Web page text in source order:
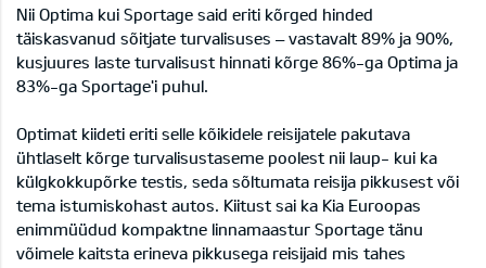
Nii Optima kui Sportage said eriti kõrged hinded
täiskasvanud sõitjate turvalisuses – vastavalt 89% ja 90%,
kusjuures laste turvalisust hinnati kõrge 86%-ga Optima ja
83%-ga Sportage'i puhul.
Optimat kiideti eriti selle kõikidele reisijatele pakutava
ühtlaselt kõrge turvalisustaseme poolest nii laup- kui ka
külgkokkupõrke testis, seda sõltumata reisija pikkusest või
tema istumiskohast autos. Kiitust sai ka Kia Euroopas
enimmüüdud kompaktne linnamaastur Sportage tänu
võimele kaitsta erineva pikkusega reisijaid mis tahes